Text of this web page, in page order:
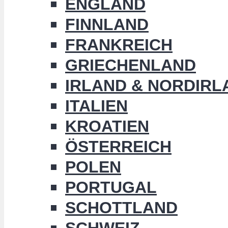
ENGLAND
FINNLAND
FRANKREICH
GRIECHENLAND
IRLAND &
ITALIEN
KROATIEN
ÖSTERREICH
POLEN
PORTUGAL
SCHOTTLAND